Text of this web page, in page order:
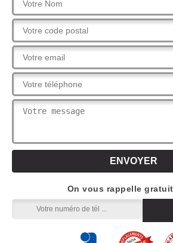
On vous rappelle